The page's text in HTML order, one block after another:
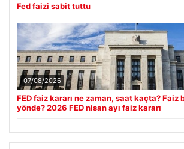
Fed faizi sabit tuttu
07/08/2026
FED faiz kararı ne zaman, saat kaçta? Faiz
yönde? 2026 FED nisan ayı faiz kararı